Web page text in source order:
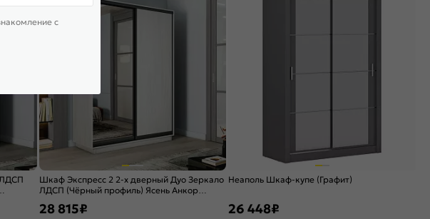
Шкаф Экспресс 2 2-х дверный Дуо Зеркало
ЛДСП (Чёрный профиль) Ясень Анкор
28 815₽
Неаполь Шкаф-купе (Графит)
26 448₽
c